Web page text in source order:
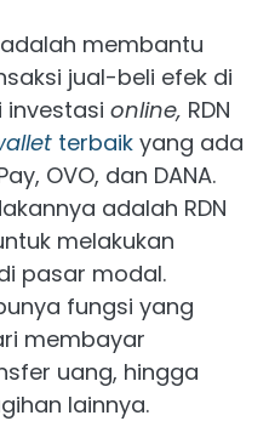
adalah membantu
jual-beli efek di
investasi online, RDN
terbaik yang ada
OVO, dan DANA.
adalah RDN
melakukan
pasar modal.
fungsi yang
membayar
uang, hingga
lainnya.